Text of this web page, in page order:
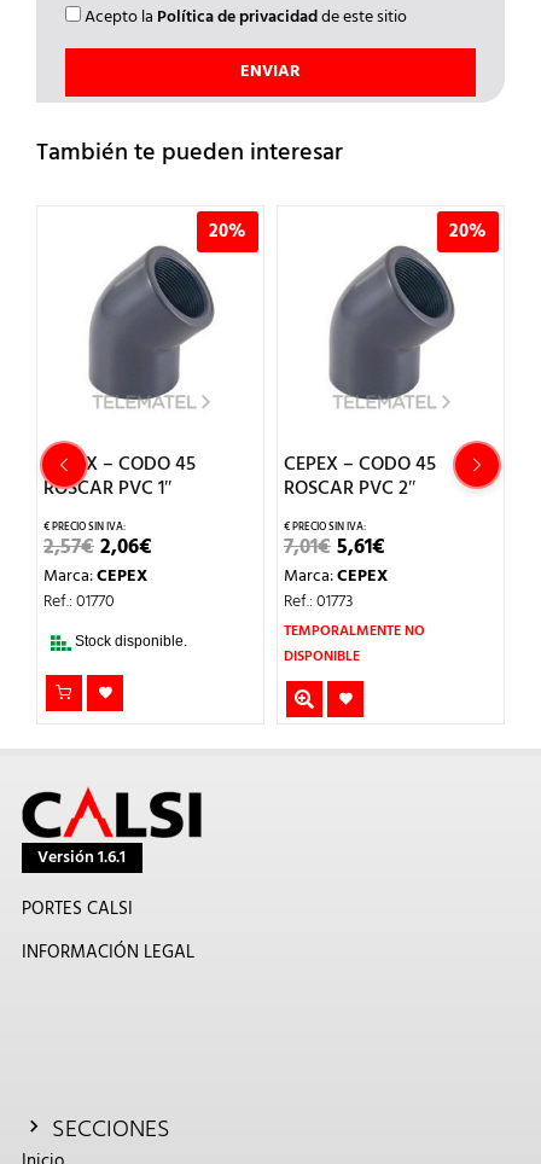
Acepto la Política de privacidadde este sitio
También te pueden interesar
20%
CEPEX – CODO 45
ROSCAR PVC 1″
2,57€EL
PRECIO
ORIGINAL
ERA:
2,06€
Marca:CEPEX
Ref.: 01770
Stock disponible.
20%
CEPEX – CODO 45
ROSCAR PVC 2″
7,01€EL
PRECIO
ORIGINAL
ERA:
7,01€.
5,61€PRECIO
ACTUAL
5,61€.
Marca:CEPEX
Ref.: 01773
TEMPORALMENTE NO
DISPONIBLE
Versión 1.6.1
PORTES CALSI
INFORMACIÓN LEGAL
SECCIONES